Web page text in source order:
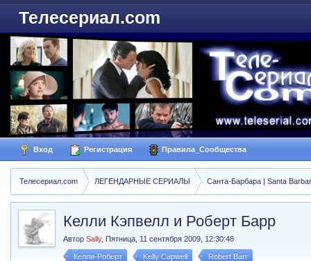
Телесериал.com
Вход Регистрация Правила_Сообщества
Телесериал.com ЛЕГЕНДАРНЫЕ СЕРИАЛЫ Санта-Барбара | Santa
Келли Кэпвелл и Роберт Барр
АвторSally,Пятница, 11 сентября 2009, 12:30:48
Келли-Роберт Kelly Capwell Robert Barr